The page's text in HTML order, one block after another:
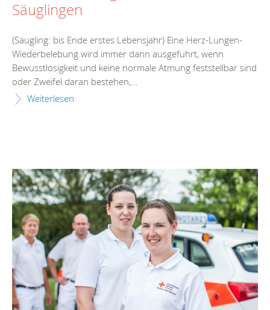
Säuglingen
(Säugling: bis Ende erstes Lebensjahr) Eine Herz-Lungen-
Wiederbelebung wird immer dann ausgeführt, wenn
Bewusstlosigkeit und keine normale Atmung feststellbar sind
oder Zweifel daran bestehen,...
Weiterlesen